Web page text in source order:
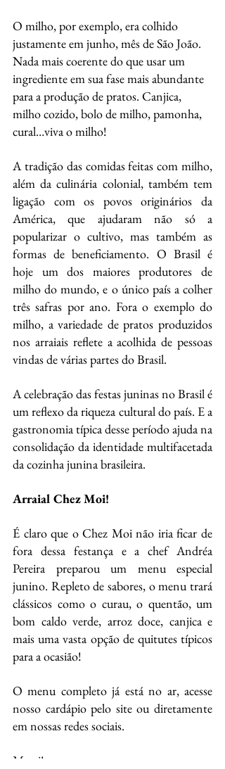
O milho, por exemplo, era colhido
justamente em junho, mês de São João.
Nada mais coerente do que usar um
ingrediente em sua fase mais abundante
para a produção de pratos. Canjica,
milho cozido, bolo de milho, pamonha,
cural…viva o milho!
A tradição das comidas feitas com milho,
além da culinária colonial, também tem
ligação com os povos originários da
América, que ajudaram não só a
popularizar o cultivo, mas também as
formas de beneficiamento. O Brasil é
hoje um dos maiores produtores de
milho do mundo, e o único país a colher
três safras por ano. Fora o exemplo do
milho, a variedade de pratos produzidos
nos arraiais reflete a acolhida de pessoas
vindas de várias partes do Brasil.
A celebração das festas juninas no Brasil é
um reflexo da riqueza cultural do país. E a
gastronomia típica desse período ajuda na
consolidação da identidade multifacetada
da cozinha junina brasileira.
Arraial Chez Moi!
É claro que o Chez Moi não iria ficar de
fora dessa festança e a chef Andréa
Pereira preparou um menu especial
junino. Repleto de sabores, o menu trará
clássicos como o curau, o quentão, um
bom caldo verde, arroz doce, canjica e
mais uma vasta opção de quitutes típicos
para a ocasião!
O menu completo já está no ar, acesse
nosso cardápio pelo site ou diretamente
em nossas redes sociais.
Merci!